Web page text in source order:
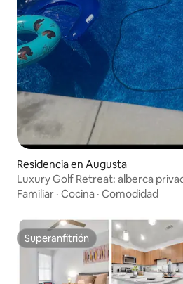
Residencia en Augusta
Luxury Golf Retreat: alberca
tee
Familiar · Cocina · Comodidad
Superanfitrión
Superanfitrión